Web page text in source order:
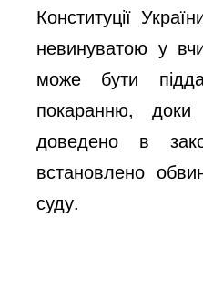
Конституції
невинуватою у
може бути
покаранню,
доведено в
встановлено
суду.